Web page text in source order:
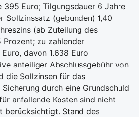
395 Euro; Tilgungsdauer 6 Jahre
Sollzinssatz (gebunden) 1,40
(ab Zuteilung des
Prozent; zu zahlender
davon 1.638 Euro
anteiliger Abschlussgebühr von
die Sollzinsen für das
durch eine Grundschuld
anfallende Kosten sind nicht
berücksichtigt. Stand des